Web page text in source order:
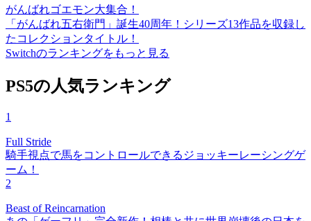
がんばれゴエモン大集合！
「がんばれ五右衛門」誕生40周年！シリーズ13作品を収録し
たコレクションタイトル！
Switchのランキングをもっと見る
PS5の人気ランキング
1
Full Stride
騎手視点で馬をコントロールできるジョッキーレーシングゲ
ーム！
2
Beast of Reincarnation